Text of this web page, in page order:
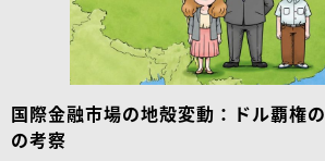
国際金融市場の地殻変動：ドル覇権
の考察